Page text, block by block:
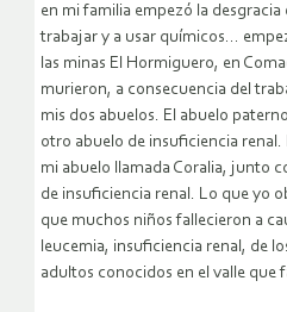
en mi familia empezó la
trabajar y a usar químicos…
las minas El Hormiguero, en
murieron, a consecuencia del
mis dos abuelos. El abuelo
otro abuelo de insuficiencia
mi abuelo llamada Coralia, junto
de insuficiencia renal. Lo que yo
que muchos niños fallecieron a
leucemia, insuficiencia renal, de
adultos conocidos en el valle que